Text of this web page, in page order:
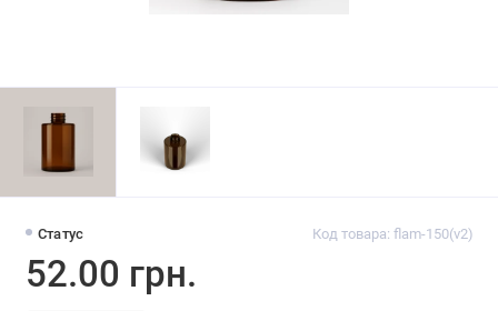
Статус Код товара: flam-150(v2)
52.00 грн.